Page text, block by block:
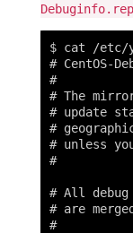
$ cat /etc/
# CentOS-
#
# The
# update
#
# unless
#
# All debug
# are
#